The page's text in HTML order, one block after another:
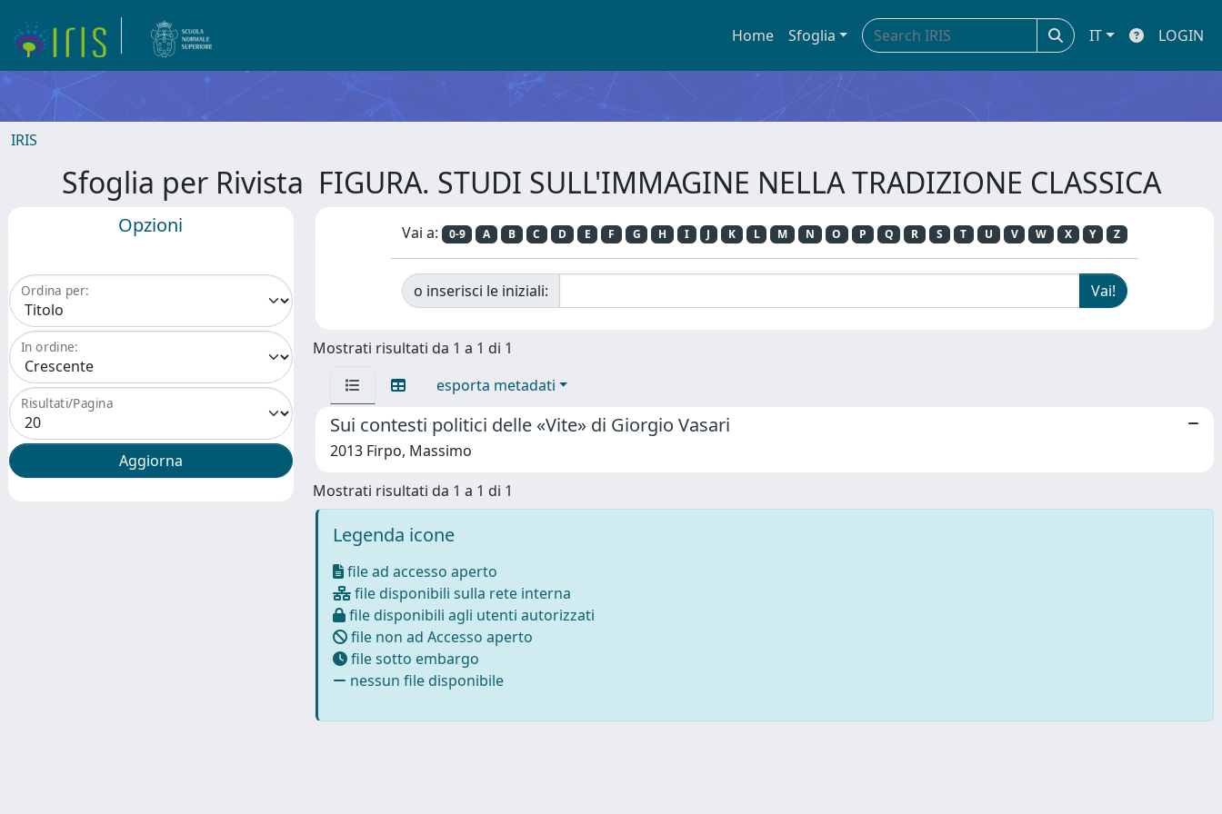
Home Sfoglia IT LOGIN
IRIS
Sfoglia per Rivista FIGURA. STUDI SULL'IMMAGINE NELLA TRADIZIONE CLASSICA
Opzioni
Ordina per:
In ordine:
Risultati/Pagina
Vai a: 0-9 A B C D E F G H I J K L M N O P Q R S T U V W X Y Z
o inserisci le iniziali:
Mostrati risultati da 1 a 1 di 1
esporta metadati
Sui contesti politici delle «Vite» di Giorgio Vasari
2013 Firpo, Massimo
Mostrati risultati da 1 a 1 di 1
Legenda icone
file ad accesso aperto
file disponibili sulla rete interna
file disponibili agli utenti autorizzati
file non ad Accesso aperto
file sotto embargo
nessun file disponibile